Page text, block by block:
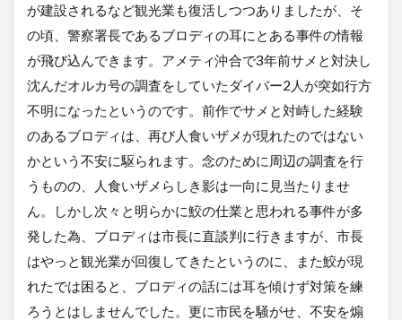
が建設されるなど観光業も復活しつつありましたが、そ
の頃、警察署長であるブロディの耳にとある事件の情報
が飛び込んできます。アメティ沖合で3年前サメと対決し
沈んだオルカ号の調査をしていたダイバー2人が突如行方
不明になったというのです。前作でサメと対峙した経験
のあるブロディは、再び人食いザメが現れたのではない
かという不安に駆られます。念のために周辺の調査を行
うものの、人食いザメらしき影は一向に見当たりませ
ん。しかし次々と明らかに鮫の仕業と思われる事件が多
発した為、ブロディは市長に直談判に行きますが、市長
はやっと観光業が回復してきたというのに、また鮫が現
れたでは困ると、ブロディの話には耳を傾けず対策を練
ろうとはしませんでした。更に市民を騒がせ、不安を煽